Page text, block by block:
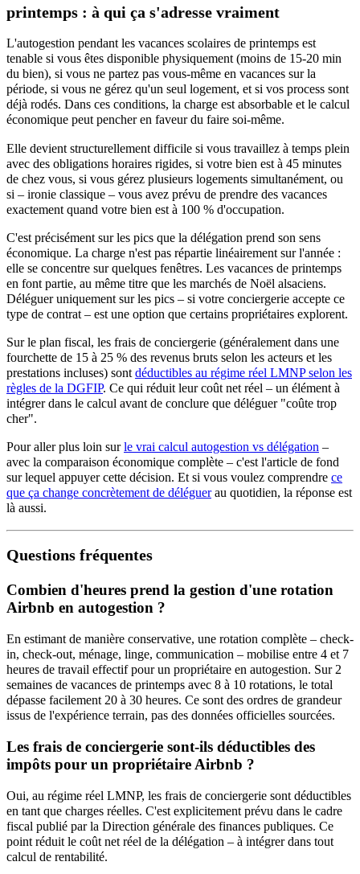
printemps : à qui ça s'adresse vraiment
L'autogestion pendant les vacances scolaires de printemps est
tenable si vous êtes disponible physiquement (moins de 15-20 min
du bien), si vous ne partez pas vous-même en vacances sur la
période, si vous ne gérez qu'un seul logement, et si vos process sont
déjà rodés. Dans ces conditions, la charge est absorbable et le calcul
économique peut pencher en faveur du faire soi-même.
Elle devient structurellement difficile si vous travaillez à temps plein
avec des obligations horaires rigides, si votre bien est à 45 minutes
de chez vous, si vous gérez plusieurs logements simultanément, ou
si – ironie classique – vous avez prévu de prendre des vacances
exactement quand votre bien est à 100 % d'occupation.
C'est précisément sur les pics que la délégation prend son sens
économique. La charge n'est pas répartie linéairement sur l'année :
elle se concentre sur quelques fenêtres. Les vacances de printemps
en font partie, au même titre que les marchés de Noël alsaciens.
Déléguer uniquement sur les pics – si votre conciergerie accepte ce
type de contrat – est une option que certains propriétaires explorent.
Sur le plan fiscal, les frais de conciergerie (généralement dans une
fourchette de 15 à 25 % des revenus bruts selon les acteurs et les
prestations incluses) sontdéductibles au régime réel LMNP selon les
règles de la DGFIP. Ce qui réduit leur coût net réel – un élément à
intégrer dans le calcul avant de conclure que déléguer "coûte trop
cher".
Pour aller plus loin surle vrai calcul autogestion vs délégation –
avec la comparaison économique complète – c'est l'article de fond
sur lequel appuyer cette décision. Et si vous voulez comprendre ce
que ça change concrètement de déléguerau quotidien, la réponse est
là aussi.
Questions fréquentes
Combien d'heures prend la gestion d'une rotation
Airbnb en autogestion ?
En estimant de manière conservative, une rotation complète – check-
in, check-out, ménage, linge, communication – mobilise entre 4 et 7
heures de travail effectif pour un propriétaire en autogestion. Sur 2
semaines de vacances de printemps avec 8 à 10 rotations, le total
dépasse facilement 20 à 30 heures. Ce sont des ordres de grandeur
issus de l'expérience terrain, pas des données officielles sourcées.
Les frais de conciergerie sont-ils déductibles des
impôts pour un propriétaire Airbnb ?
Oui, au régime réel LMNP, les frais de conciergerie sont déductibles
en tant que charges réelles. C'est explicitement prévu dans le cadre
fiscal publié par la Direction générale des finances publiques. Ce
point réduit le coût net réel de la délégation – à intégrer dans tout
calcul de rentabilité.